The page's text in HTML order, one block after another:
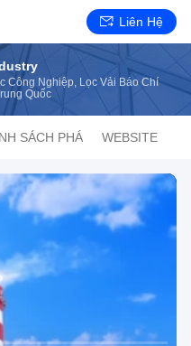
Liên Hệ
Công Nghiệp, Lọc Vải Báo Chí
Quốc
SÁCH PHÁT WEBSITE